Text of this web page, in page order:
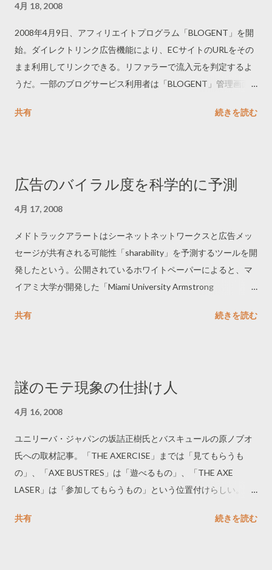
4月 18, 2008
2008年4月9日、アフィリエイトプログラム「BLOGENT」を開
始。ダイレクトリンク広告機能により、ECサイトのURLをその
まま利用してリンクできる。リファラーで流入元を判定するよ
うだ。一部のブログサービス利用者は「BLOGENT」管理画面
から還元。いまのところ提携サイトはソニースタイルだけだ
共有 続きを読む
広告のバイラル度を科学的に予測
4月 17, 2008
メドトラックアラートはシーネットネットワークスと広告メッ
セージが共有される可能性「sharability」を予測するツールを開
発したという。公開されているホワイトペーパーによると、マ
イアミ大学が開発した「Miami University Armstrong
両社が有効性の検証に協力したようだ。このスケールは13項目
ケールでは説明のつかないものも多そうだが、学術的なアプロ
ーチとして注目される。
共有 続きを読む
謎のモテ現象の仕掛け人
4月 16, 2008
ユニリーバ・ジャパンの坂詰正樹氏とバスキュールの原ノブオ
氏への取材記事。「THE AXERCISE」までは「見てもらうも
の」、「AXE BUSTRES」は「遊べるもの」、「THE AXE
LASER」は「参加してもらうもの」という位置付けらしい。ビ
共有
続きを読む